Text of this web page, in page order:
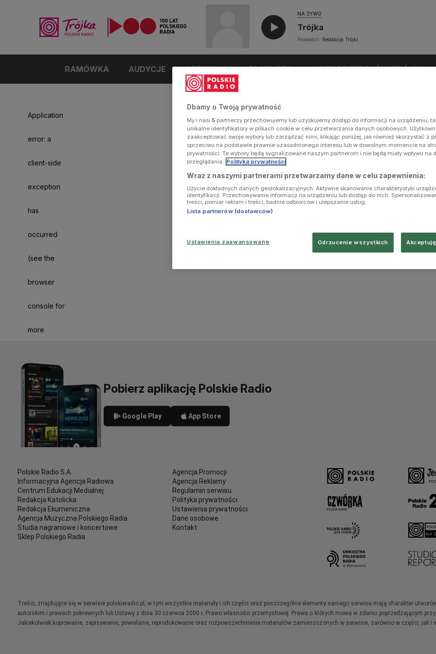
NA ŻYWO
Trójka
Prowadzi: Redakcja Trójki
RAMÓWKA AUDYCJE ARTYKUŁY PLAYLISTA LISTA PRZEBOJÓW TRÓJKI
Application
error: a
client-side
exception
has
occurred
(see the
browser
console for
more
Pobierz aplikację Polskie Radio
Google Play App Store
Polskie Radio S.A.
Informacyjna Agencja Radiowa
Centrum Edukacji Medialnej
Redakcja Katolicka
Redakcja Ekumeniczna
Agencja Muzyczna Polskiego Radia
Studia nagraniowe i koncertowe
Sklep Polskiego Radia
Agencja Promocji
Agencja Reklamy
Regulamin serwisu
Polityka prywatności
Ustawienia prywatności
Dane osobowe
Kontakt
Treści, znajdujące się w serwisie polskieradio.pl, w tym wszystkie materiały i ich części oraz poszczególne elementy samego serwisu mają charakter
autorskim i prawach pokrewnych lub Ustawy z dnia 30 czerwca 2000 r. Prawo własności przemysłowej. Prawa o których mowa w zdaniu poprzedzającym
Jakiekolwiek kopiowanie, zapisywanie, powielanie, reprodukowanie oraz rozpowszechnianie materiałów zamieszczonych w serwisie, zarówno w części, jak
Dbamy o Twoją prywatność
My i nasi 5 partnerzy przechowujemy lub uzyskujemy dostęp do informacji na urządzeniu,
unikalne identyfikatory w plikach cookie w celu przetwarzania danych osobowych.
zaakceptować swoje wybory lub zarządzać nimi, klikając poniżej, jak również skorzystać z
sprzeciwu na podstawie prawnie uzasadnionego interesu lub w dowolnym momencie na
prywatności. Te wybory będą sygnalizowane naszym partnerom i nie będą miały wpływu na
przeglądania. Polityka prywatności
Wraz z naszymi partnerami przetwarzamy dane w celu zapewnienia:
Użycie dokładnych danych geolokalizacyjnych. Aktywne skanowanie charakterystyki
identyfikacji. Przechowywanie informacji na urządzeniu lub dostęp do nich.
treści, pomiar reklam i treści, badnie odbiorców i ulepszanie usług.
Lista partnerów (dostawców)
Ustawienia zaawansowane Odrzucenie wszystkich